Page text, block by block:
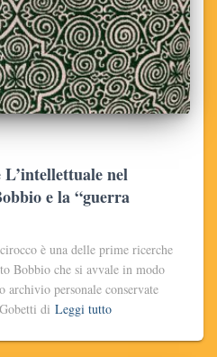
nel
e la “guerra
è una delle prime ricerche
Bobbio che si avvale in modo
archivio personale conservate
di Leggi tutto